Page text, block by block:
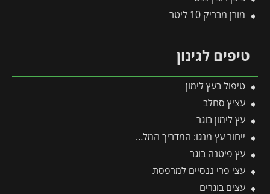
מורן מבריק 10 ליטר
טיפים לגינון
טיפול בעץ לימון
עציץ סחלב
עץ לימון בוגר
ייחור עץ מנגו: המדריך המלא לריבוי וכל הסיבות למה עדיף לוותר על זה
עץ פיטנה בוגר
עצי פרי ננסיים למרפסת
עצים בוגרים